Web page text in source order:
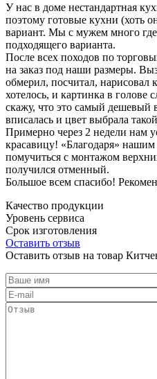
У нас в доме нестандартная
поэтому готовые кухни (хоть
вариант. Мы с мужем много
подходящего варианта.
После всех походов по
на заказ под наши размеры.
обмерил, посчитал, нарисовал
хотелось, и картинка в голове
скажу, что это самый дешевый
вписалась и цвет выбрала
Примерно через 2 недели нам
красавицу! «Благодаря»
помучиться с монтажом
получился отменный.
Большое всем спасибо!
Качество продукции
Уровень сервиса
Срок изготовления
Оставить отзыв
Оставить отзыв на товар